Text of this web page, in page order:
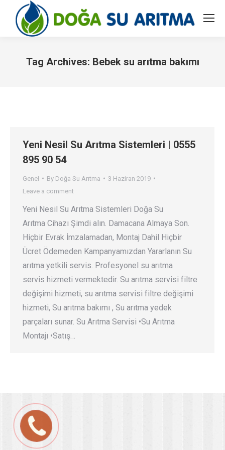
Tag Archives: Bebek su arıtma bakımı
Yeni Nesil Su Arıtma Sistemleri | 0555
895 90 54
Genel By Doğa Su Arıtma
3 Haziran 2019
Leave a comment
Yeni Nesil Su Arıtma Sistemleri Doğa Su
Arıtma Cihazı Şimdi alın. Damacana Almaya Son.
Hiçbir Evrak İmzalamadan, Montaj Dahil Hiçbir
Ücret Ödemeden Kampanyamızdan Yararlanın Su
arıtma yetkili servis. Profesyonel su arıtma
servis hizmeti vermektedir. Su arıtma servisi filtre
değişimi hizmeti, su arıtma servisi filtre değişimi
hizmeti, Su arıtma bakımı , Su arıtma yedek
parçaları sunar. Su Arıtma Servisi •Su Arıtma
Montajı •Satış…